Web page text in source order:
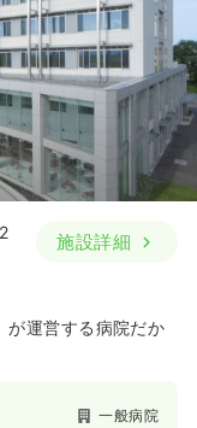
施設詳細
が運営する病院だか
一般病院